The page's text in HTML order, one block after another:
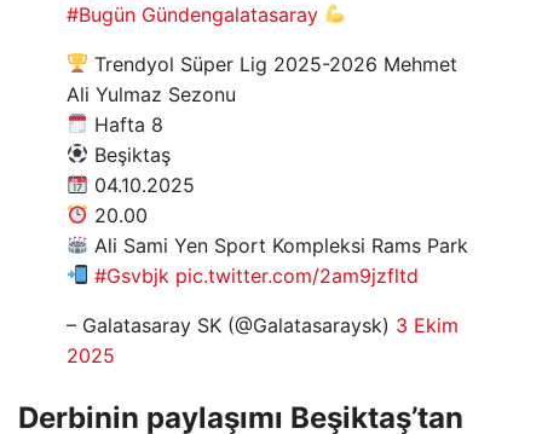
#Bugün Gündengalatasaray
Trendyol Süper Lig 2025-2026 Mehmet
Ali Yulmaz Sezonu
Hafta 8
Beşiktaş
04.10.2025
20.00
Ali Sami Yen Sport Kompleksi Rams Park
#Gsvbjk pic.twitter.com/2am9jzfltd
– Galatasaray SK (@Galatasaraysk) 3 Ekim
2025
Derbinin paylaşımı Beşiktaş’tan